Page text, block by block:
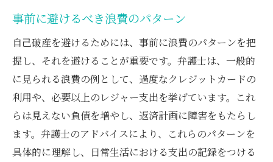
弁護士による事前のリスク評価
自己破産後の再スタートを切るための弁護士の
支援
再スタートに向けた法的支援の活用法
弁護士が提案する新たな生活設計の方法
経済的安定を取り戻すための具体策
心理的サポートと弁護士の役割
事前に避けるべき浪費のパターン
自己破産を避けるためには、事前に浪費のパターンを把
握し、それを避けることが重要です。弁護士は、一般的
に見られる浪費の例として、過度なクレジットカードの
利用や、必要以上のレジャー支出を挙げています。これ
らは見えない負債を増やし、返済計画に障害をもたらし
ます。弁護士のアドバイスにより、これらのパターンを
具体的に理解し、日常生活における支出の記録をつける